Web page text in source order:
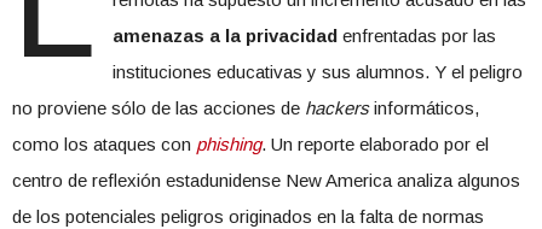
amenazas a la privacidadenfrentadas por las
instituciones educativas y sus alumnos. Y el peligro
no proviene sólo de las acciones de hackersinformáticos,
como los ataques con phishing. Un reporte elaborado por el
centro de reflexión estadunidense New America analiza algunos
de los potenciales peligros originados en la falta de normas